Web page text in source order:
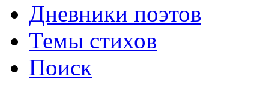
Дневники поэтов
Темы стихов
Поиск